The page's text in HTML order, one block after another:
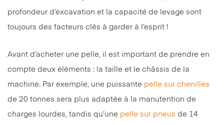
profondeur d’excavation et la capacité de levage sont
toujours des facteurs clés à garder à l’esprit !
Avant d’acheter une pelle, il est important de prendre en
compte deux éléments : la taille et le châssis de la
machine. Par exemple, une puissante pelle sur chenilles
de 20 tonnes sera plus adaptée à la manutention de
charges lourdes, tandis qu’une pelle sur pneus de 14